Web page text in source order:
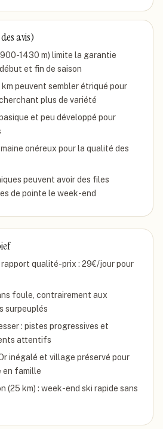
avis)
1430 m) limite la garantie
et fin de saison
peuvent sembler étriqué pour
plus de variété
et peu développé pour
onéreux pour la qualité des
peuvent avoir des files
de pointe le week-end
qualité-prix : 29€/jour pour
foule, contrairement aux
surpeuplés
: pistes progressives et
attentifs
inégalé et village préservé pour
en famille
(25 km) : week-end ski rapide sans